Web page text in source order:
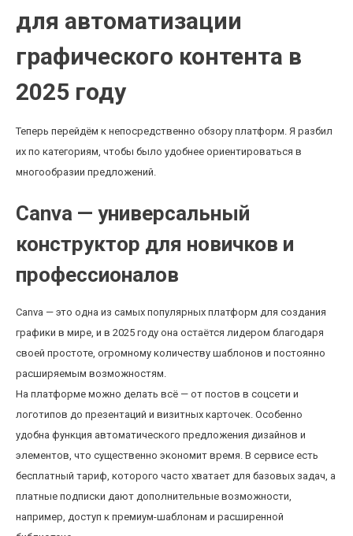
для автоматизации
графического контента в
2025 году
Теперь перейдём к непосредственно обзору платформ. Я разбил
их по категориям, чтобы было удобнее ориентироваться в
многообразии предложений.
Canva — универсальный
конструктор для новичков и
профессионалов
Canva — это одна из самых популярных платформ для создания
графики в мире, и в 2025 году она остаётся лидером благодаря
своей простоте, огромному количеству шаблонов и постоянно
расширяемым возможностям.
На платформе можно делать всё — от постов в соцсети и
логотипов до презентаций и визитных карточек. Особенно
удобна функция автоматического предложения дизайнов и
элементов, что существенно экономит время. В сервисе есть
бесплатный тариф, которого часто хватает для базовых задач, а
платные подписки дают дополнительные возможности,
например, доступ к премиум-шаблонам и расширенной